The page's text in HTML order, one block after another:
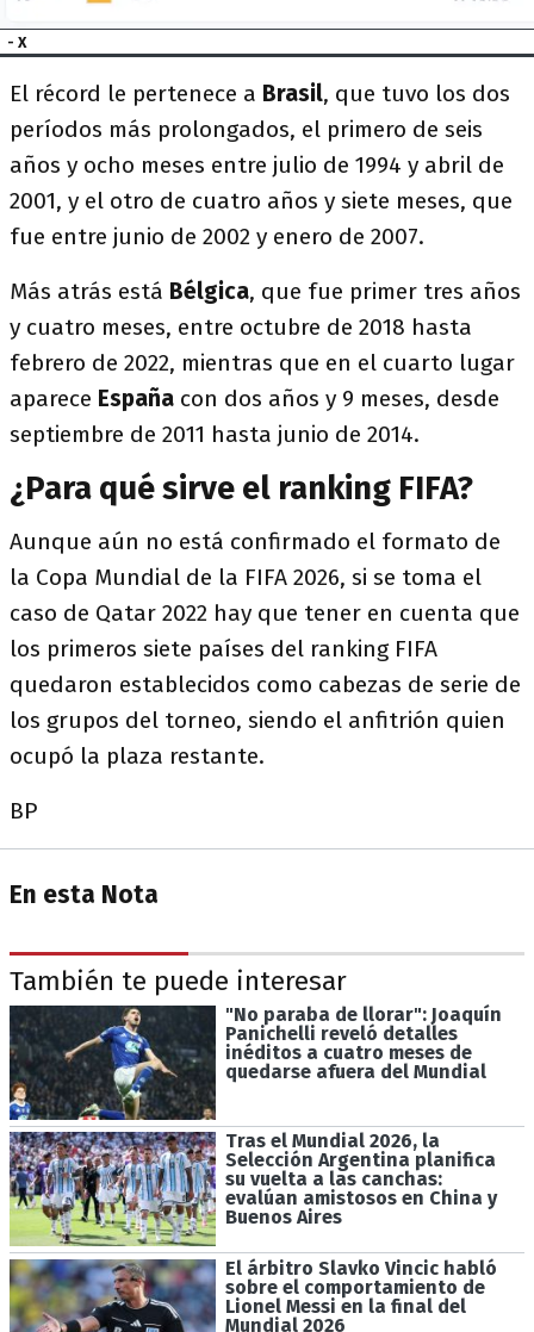
- X
El récord le pertenece a Brasil, que tuvo los dos
períodos más prolongados, el primero de seis
años y ocho meses entre julio de 1994 y abril de
2001, y el otro de cuatro años y siete meses, que
fue entre junio de 2002 y enero de 2007.
Más atrás está Bélgica, que fue primer tres años
y cuatro meses, entre octubre de 2018 hasta
febrero de 2022, mientras que en el cuarto lugar
aparece España con dos años y 9 meses, desde
septiembre de 2011 hasta junio de 2014.
¿Para qué sirve el ranking FIFA?
Aunque aún no está confirmado el formato de
la Copa Mundial de la FIFA 2026, si se toma el
caso de Qatar 2022 hay que tener en cuenta que
los primeros siete países del ranking FIFA
quedaron establecidos como cabezas de serie de
los grupos del torneo, siendo el anfitrión quien
ocupó la plaza restante.
BP
En esta Nota
También te puede interesar
"No paraba de llorar": Joaquín
Panichelli reveló detalles
inéditos a cuatro meses de
quedarse afuera del Mundial
Tras el Mundial 2026, la
Selección Argentina planifica
su vuelta a las canchas:
evalúan amistosos en China y
Buenos Aires
El árbitro Slavko Vincic habló
sobre el comportamiento de
Lionel Messi en la final del
Mundial 2026